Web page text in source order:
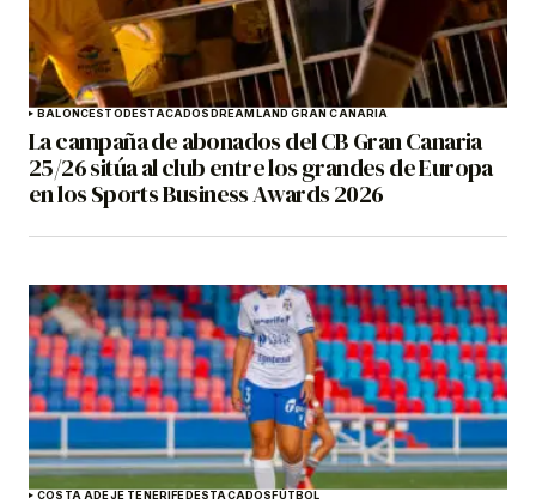
BALONCESTODESTACADOSDREAMLAND GRAN CANARIA
La campaña de abonados del CB Gran Canaria
25/26 sitúa al club entre los grandes de Europa
en los Sports Business Awards 2026
COSTA ADEJE TENERIFEDESTACADOSFÚTBOL